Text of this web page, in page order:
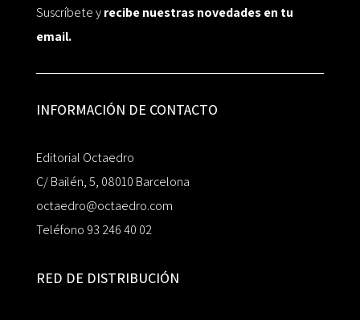
Suscríbete yrecibe nuestras novedades en tu
email.
INFORMACIÓN DE CONTACTO
Editorial Octaedro
C/ Bailén, 5, 08010 Barcelona
octaedro@octaedro.com
Teléfono 93 246 40 02
RED DE DISTRIBUCIÓN